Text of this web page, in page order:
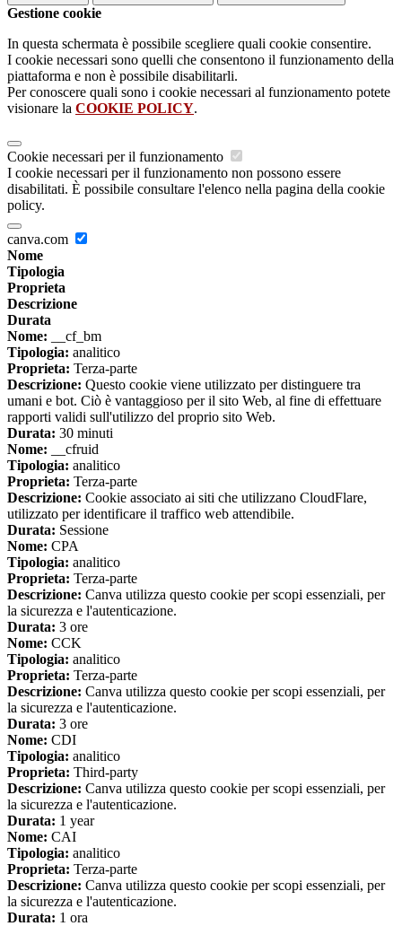
Gestione cookie
In questa schermata è possibile scegliere quali cookie consentire.
I cookie necessari sono quelli che consentono il funzionamento della
piattaforma e non è possibile disabilitarli.
Per conoscere quali sono i cookie necessari al funzionamento potete
visionare la COOKIE POLICY.
Cookie necessari per il funzionamento
I cookie necessari per il funzionamento non possono essere
disabilitati. È possibile consultare l'elenco nella pagina della cookie
policy.
canva.com
Nome
Tipologia
Proprieta
Descrizione
Durata
Nome: __cf_bm
Tipologia: analitico
Proprieta: Terza-parte
Descrizione: Questo cookie viene utilizzato per distinguere tra
umani e bot. Ciò è vantaggioso per il sito Web, al fine di effettuare
rapporti validi sull'utilizzo del proprio sito Web.
Durata: 30 minuti
Nome: __cfruid
Tipologia: analitico
Proprieta: Terza-parte
Descrizione: Cookie associato ai siti che utilizzano CloudFlare,
utilizzato per identificare il traffico web attendibile.
Durata: Sessione
Nome: CPA
Tipologia: analitico
Proprieta: Terza-parte
Descrizione: Canva utilizza questo cookie per scopi essenziali, per
la sicurezza e l'autenticazione.
Durata: 3 ore
Nome: CCK
Tipologia: analitico
Proprieta: Terza-parte
Descrizione: Canva utilizza questo cookie per scopi essenziali, per
la sicurezza e l'autenticazione.
Durata: 3 ore
Nome: CDI
Tipologia: analitico
Proprieta: Third-party
Descrizione: Canva utilizza questo cookie per scopi essenziali, per
la sicurezza e l'autenticazione.
Durata: 1 year
Nome: CAI
Tipologia: analitico
Proprieta: Terza-parte
Descrizione: Canva utilizza questo cookie per scopi essenziali, per
la sicurezza e l'autenticazione.
Durata: 1 ora